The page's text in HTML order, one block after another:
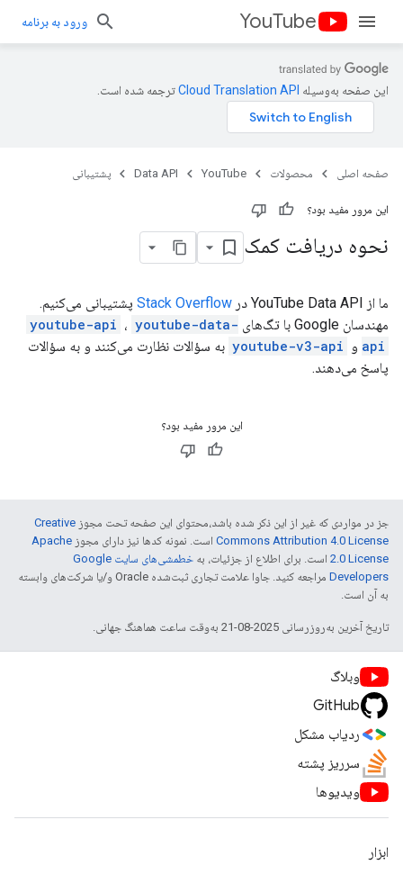
YouTube ورود به برنامه
این صفحه به‌وسیله ترجمه شده است.
صفحه اصلی محصولات YouTube
Data API پشتیبانی
این مرور مفید بود؟
نحوه دریافت کمک
ما از YouTube Data API در Stack Overflow پشتیبانی می‌کنیم.
مهندسان Google با تگ‌های
youtube-api ، youtube-data-
api و youtube-v3-api به سؤالات نظارت می‌کنند و به سؤالات
پاسخ می‌دهند.
این مرور مفید بود؟
جز در مواردی که غیر از این ذکر شده باشد،‌محتوای این صفحه تحت مجوز Creative
Commons Attribution 4.0 License است. نمونه کدها نیز دارای مجوز Apache
2.0 License است. برای اطلاع از جزئیات، به
خطمشی‌های سایت Google
Developers‏
مراجعه کنید. جاوا علامت تجاری ثبت‌شده Oracle و/یا شرکت‌های وابسته
به آن است.
تاریخ آخرین به‌روزرسانی 2025-08-21 به‌وقت ساعت هماهنگ جهانی.
وبلاگ
GitHub
ردیاب مشکل
سرریز پشته
ویدیوها
ابزار